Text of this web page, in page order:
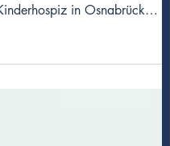
haben wir die 500€ Spende
in Osnabrück